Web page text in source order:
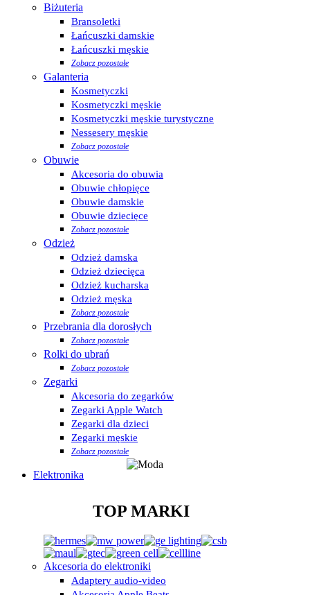
Biżuteria
Bransoletki
Łańcuszki damskie
Łańcuszki męskie
Zobacz pozostałe
Galanteria
Kosmetyczki
Kosmetyczki męskie
Kosmetyczki męskie turystyczne
Nessesery męskie
Zobacz pozostałe
Obuwie
Akcesoria do obuwia
Obuwie chłopięce
Obuwie damskie
Obuwie dziecięce
Zobacz pozostałe
Odzież
Odzież damska
Odzież dziecięca
Odzież kucharska
Odzież męska
Zobacz pozostałe
Przebrania dla dorosłych
Zobacz pozostałe
Rolki do ubrań
Zobacz pozostałe
Zegarki
Akcesoria do zegarków
Zegarki Apple Watch
Zegarki dla dzieci
Zegarki męskie
Zobacz pozostałe
Elektronika
TOP MARKI
Akcesoria do elektroniki
Adaptery audio-video